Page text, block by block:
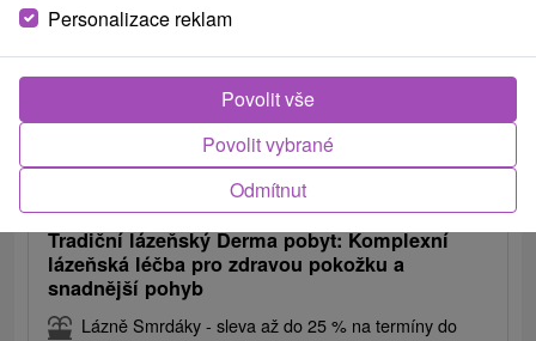
od1 769,80Kč
Tradiční lázeňský Derma pobyt: Komplexní
lázeňská léčba pro zdravou pokožku a
snadnější pohyb
Lázně Smrdáky - sleva až do 25 % na termíny do
Personalizace reklam
Odmítnut
Povolit vybrané
Povolit vše